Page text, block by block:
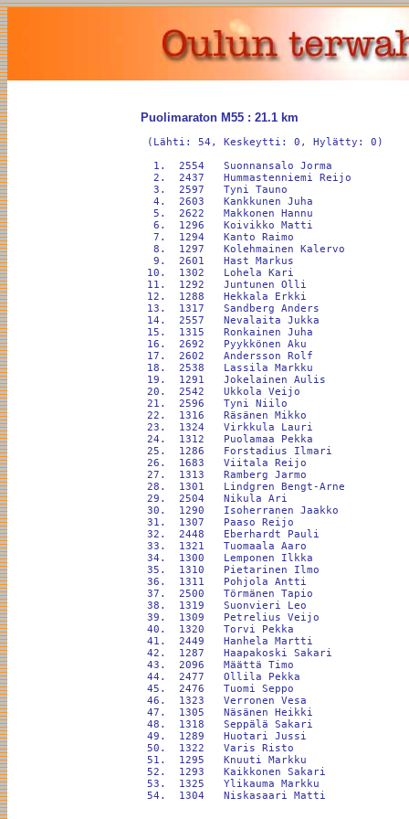
Puolimaraton M55 : 21.1 km
(Lähti: 54, Keskeytti: 0, Hylätty: 0)
1.  2554   Suonnansalo Jorma
2.  2437   Hummastenniemi Reijo
3.  2597   Tyni Tauno
4.  2603   Kankkunen Juha
5.  2622   Makkonen Hannu
6.  1296   Koivikko Matti
7.  1294   Kanto Raimo
8.  1297   Kolehmainen Kalervo
9.  2601   Hast Markus
10.  1302   Lohela Kari
11.  1292   Juntunen Olli
12.  1288   Hekkala Erkki
13.  1317   Sandberg Anders
14.  2557   Nevalaita Jukka
15.  1315   Ronkainen Juha
16.  2692   Pyykkönen Aku
17.  2602   Andersson Rolf
18.  2538   Lassila Markku
19.  1291   Jokelainen Aulis
20.  2542   Ukkola Veijo
21.  2596   Tyni Niilo
22.  1316   Räsänen Mikko
23.  1324   Virkkula Lauri
24.  1312   Puolamaa Pekka
25.  1286   Forstadius Ilmari
26.  1683   Viitala Reijo
27.  1313   Ramberg Jarmo
28.  1301   Lindgren Bengt-Arne
29.  2504   Nikula Ari
30.  1290   Isoherranen Jaakko
31.  1307   Paaso Reijo
32.  2448   Eberhardt Pauli
33.  1321   Tuomaala Aaro
34.  1300   Lemponen Ilkka
35.  1310   Pietarinen Ilmo
36.  1311   Pohjola Antti
37.  2500   Törmänen Tapio
38.  1319   Suonvieri Leo
39.  1309   Petrelius Veijo
40.  1320   Torvi Pekka
41.  2449   Hanhela Martti
42.  1287   Haapakoski Sakari
43.  2096   Määttä Timo
44.  2477   Ollila Pekka
45.  2476   Tuomi Seppo
46.  1323   Verronen Vesa
47.  1305   Näsänen Heikki
48.  1318   Seppälä Sakari
49.  1289   Huotari Jussi
50.  1322   Varis Risto
51.  1295   Knuuti Markku
52.  1293   Kaikkonen Sakari
53.  1325   Ylikauma Markku